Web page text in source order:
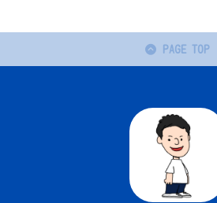
PAGE TOP